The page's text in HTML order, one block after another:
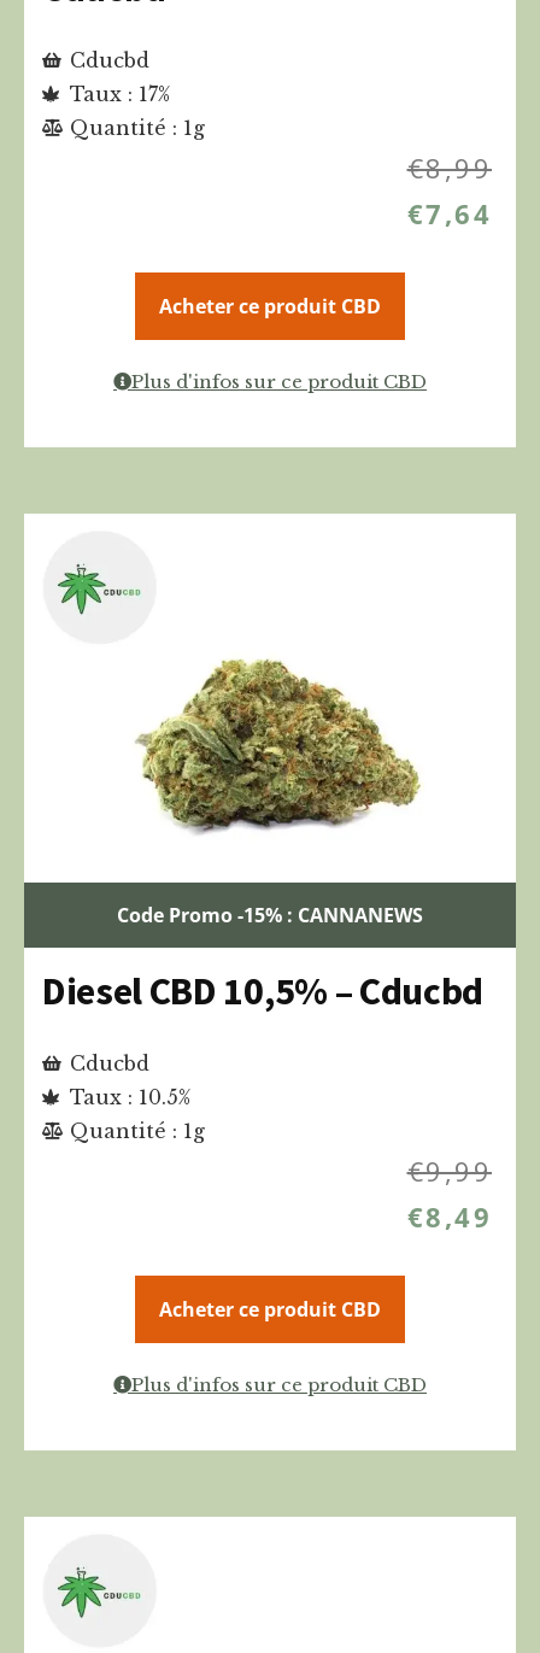
Cducbd
Taux : 17%
Quantité : 1g
€8,99
€7,64
Acheter ce produit CBD
Plus d'infos sur ce produit CBD
Code Promo -15% : CANNANEWS
Diesel CBD 10,5% – Cducbd
Cducbd
Taux : 10.5%
Quantité : 1g
€9,99
€8,49
Acheter ce produit CBD
Plus d'infos sur ce produit CBD